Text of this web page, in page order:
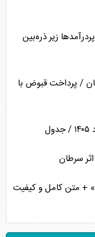
زیر ذره‌بین
/ پرداخت قبوض با
سرطان
+ متن کامل و کیفیت